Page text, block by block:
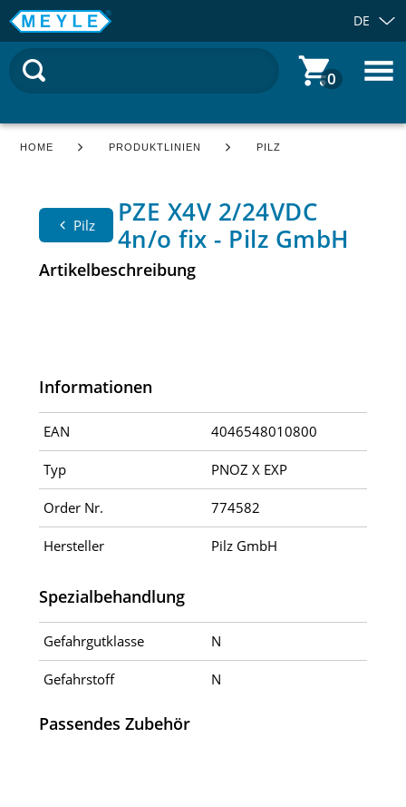
DE
0
HOME PRODUKTLINIEN PILZ
Pilz
PZE X4V 2/24VDC
4n/o fix - Pilz GmbH
Artikelbeschreibung
Informationen
EAN 4046548010800
Typ PNOZ X EXP
Order Nr. 774582
Hersteller Pilz GmbH
Spezialbehandlung
Gefahrgutklasse N
Gefahrstoff N
Passendes Zubehör